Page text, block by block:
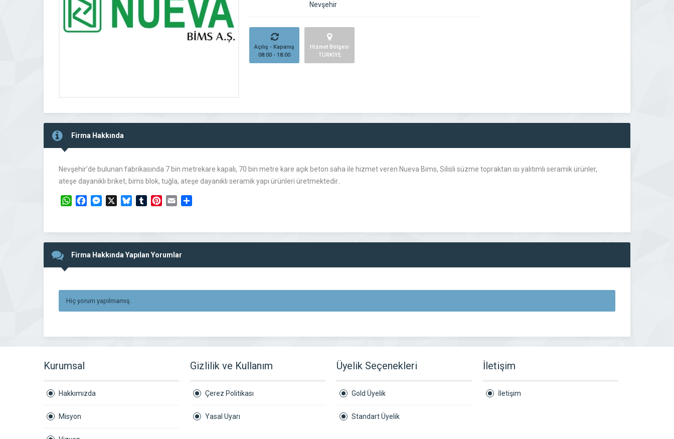
Nevşehir
Açılış - Kapanış
08:00 - 18:00
Hizmet Bölgesi
TÜRKİYE
Firma Hakkında
Nevşehir’de bulunan fabrikasında 7 bin metrekare kapalı, 70 bin metre kare açık beton saha ile hizmet veren Nueva Bims, Silisli süzme topraktan ısı yalıtımlı seramik ürünler,
ateşe dayanıklı briket, bims blok, tuğla, ateşe dayanıklı seramik yapı ürünleri üretmektedir..
WhatsAppFacebookMessengerBlueskyTumblrPinterest
Email
Firma Hakkında Yapılan Yorumlar
Hiç yorum yapılmamış.
Kurumsal
Hakkımızda
Misyon
Gizlilik ve Kullanım
Çerez Politikası
Yasal Uyarı
Üyelik Seçenekleri
Gold Üyelik
Standart Üyelik
İletişim
İletişim